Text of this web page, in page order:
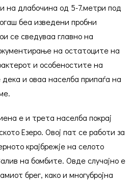
на длабочина од 5-7.метри под
беа изведени пробни
се сведуваа главно на
на остатоците на
и особеностите на
и оваа населба припаѓа на
е и трета населба покрај
Езеро. Овој пат се работи за
крајбрежје на селото
на бомбите. Овде случајно е
брег, како и многубројна